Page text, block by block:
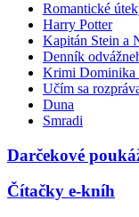
Romantické
Harry Potter
Kapitán Stein a
Denník
Krimi Dominika
Učím sa
Duna
Smradi
Darčekové
Čítačky e-kníh